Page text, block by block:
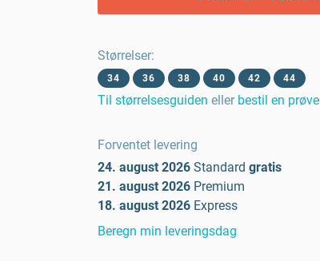
Størrelser:
34 36 38 40 42 44
Til størrelsesguiden eller bestil en prøve
Forventet levering
24. august 2026 Standard gratis
21. august 2026 Premium
18. august 2026 Express
Beregn min leveringsdag